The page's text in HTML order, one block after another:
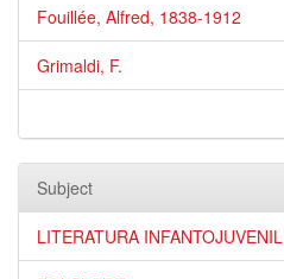
Fouillée, Alfred, 1838-1912
Grimaldi, F.
Subject
LITERATURA INFANTOJUVENIL